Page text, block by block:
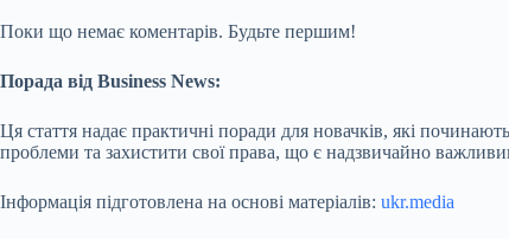
Поки що немає коментарів. Будьте першим!
Порада від Business News:
Ця стаття надає практичні поради для новачків, які
проблеми та захистити свої права, що є надзвичайно
Інформація підготовлена на основі матеріалів: ukr.media